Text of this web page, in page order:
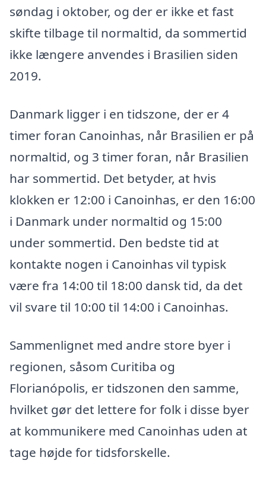
søndag i oktober, og der er ikke et fast
skifte tilbage til normaltid, da sommertid
ikke længere anvendes i Brasilien siden
2019.
Danmark ligger i en tidszone, der er 4
timer foran Canoinhas, når Brasilien er på
normaltid, og 3 timer foran, når Brasilien
har sommertid. Det betyder, at hvis
klokken er 12:00 i Canoinhas, er den 16:00
i Danmark under normaltid og 15:00
under sommertid. Den bedste tid at
kontakte nogen i Canoinhas vil typisk
være fra 14:00 til 18:00 dansk tid, da det
vil svare til 10:00 til 14:00 i Canoinhas.
Sammenlignet med andre store byer i
regionen, såsom Curitiba og
Florianópolis, er tidszonen den samme,
hvilket gør det lettere for folk i disse byer
at kommunikere med Canoinhas uden at
tage højde for tidsforskelle.